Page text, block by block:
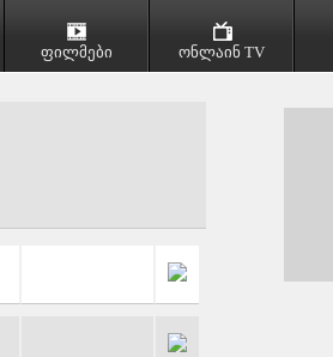
ფილმები ონლაინ TV